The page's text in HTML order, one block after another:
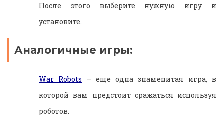
После этого выберите нужную игру и
установите.
Аналогичные игры:
War Robots – еще одна знаменитая игра, в
которой вам предстоит сражаться используя
роботов.